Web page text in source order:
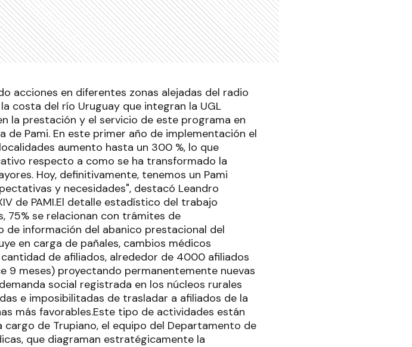
acciones en diferentes zonas alejadas del radio
costa del río Uruguay que integran la UGL
la prestación y el servicio de este programa en
de Pami. En este primer año de implementación el
aumento hasta un 300 %, lo que
respecto a como se ha transformado la
Hoy, definitivamente, tenemos un Pami
y necesidades", destacó Leandro
de PAMI.El detalle estadístico del trabajo
75% se relacionan con trámites de
de información del abanico prestacional del
en carga de pañales, cambios médicos
de afiliados, alrededor de 4000 afiliados
9 meses) proyectando permanentemente nuevas
social registrada en los núcleos rurales
e imposibilitadas de trasladar a afiliados de la
más favorables.Este tipo de actividades están
de Trupiano, el equipo del Departamento de
que diagraman estratégicamente la